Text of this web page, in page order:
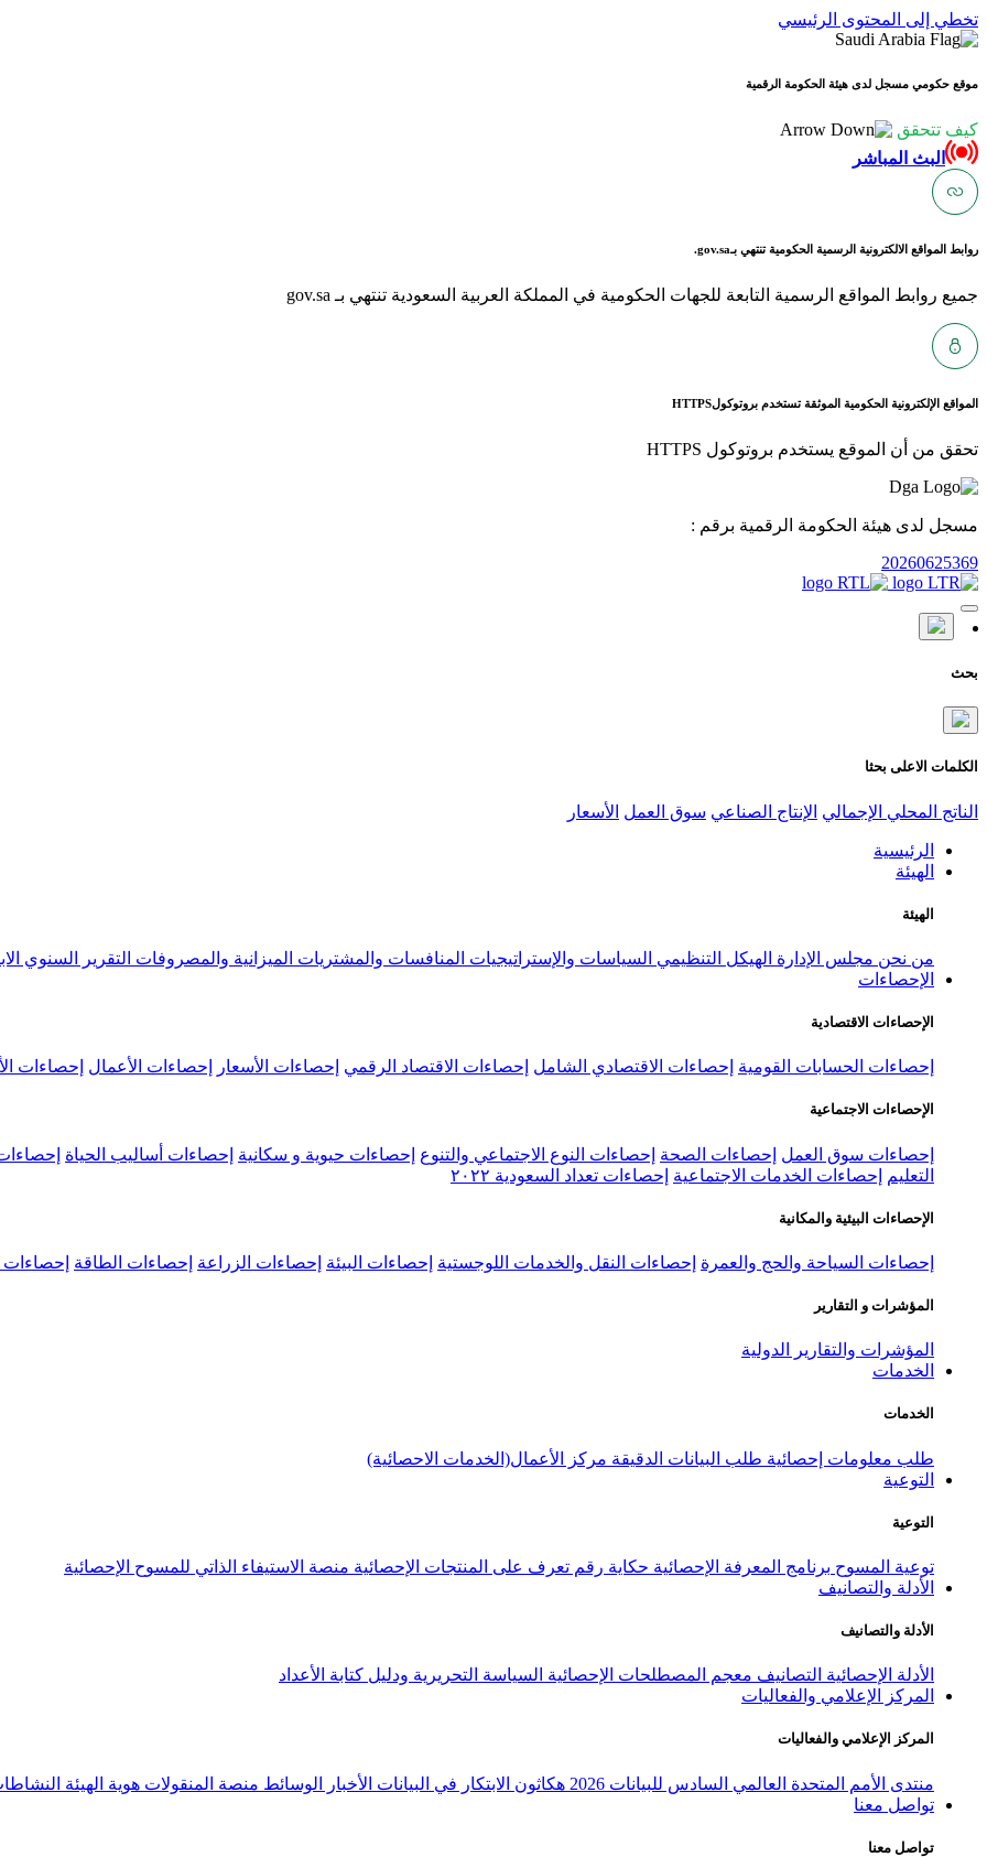
تخطي إلى المحتوى الرئيسي
موقع حكومي مسجل لدى هيئة الحكومة الرقمية
كيف تتحقق
البث المباشر
روابط المواقع الالكترونية الرسمية الحكومية تنتهي بـgov.sa.
جميع روابط المواقع الرسمية التابعة للجهات الحكومية في المملكة العربية السعودية تنتهي بـ gov.sa
المواقع الإلكترونية الحكومية الموثقة تستخدم بروتوكولHTTPS
تحقق من أن الموقع يستخدم بروتوكول HTTPS
مسجل لدى هيئة الحكومة الرقمية برقم :
20260625369
بحث
الكلمات الاعلى بحثا
الناتج المحلي الإجمالي الإنتاج الصناعي سوق العمل الأسعار
الرئيسية
الهيئة
الهيئة
من نحن مجلس الإدارة الهيكل التنظيمي السياسات والإستراتيجيات المنافسات والمشتريات الميزانية والمصروفات التقرير السنوي
الإحصاءات
الإحصاءات الاقتصادية
إحصاءات الحسابات القومية إحصاءات الاقتصادي الشامل إحصاءات الاقتصاد الرقمي إحصاءات الأسعار إحصاءات الأعمال إحصاءات
الإحصاءات الاجتماعية
إحصاءات سوق العمل إحصاءات الصحة إحصاءات النوع الاجتماعي والتنوع إحصاءات حيوية و سكانية إحصاءات أساليب الحياة
التعليم
إحصاءات الخدمات الاجتماعية إحصاءات تعداد السعودية ٢٠٢٢
الإحصاءات البيئية والمكانية
إحصاءات السياحة والحج والعمرة إحصاءات النقل والخدمات اللوجستية إحصاءات البيئة إحصاءات الزراعة إحصاءات الطاقة إحصاءات
المؤشرات و التقارير
المؤشرات والتقارير الدولية
الخدمات
الخدمات
طلب معلومات إحصائية طلب البيانات الدقيقة مركز الأعمال(الخدمات الاحصائية)
التوعية
التوعية
توعية المسوح برنامج المعرفة الإحصائية حكاية رقم تعرف على المنتجات الإحصائية منصة الاستيفاء الذاتي للمسوح الإحصائية
الأدلة والتصانيف
الأدلة والتصانيف
الأدلة الإحصائية التصانيف معجم المصطلحات الإحصائية السياسة التحريرية ودليل كتابة الأعداد
المركز الإعلامي والفعاليات
المركز الإعلامي والفعاليات
منتدى الأمم المتحدة العالمي السادس للبيانات 2026 هكاثون الابتكار في البيانات الأخبار الوسائط منصة المنقولات هوية الهيئة
تواصل معنا
تواصل معنا